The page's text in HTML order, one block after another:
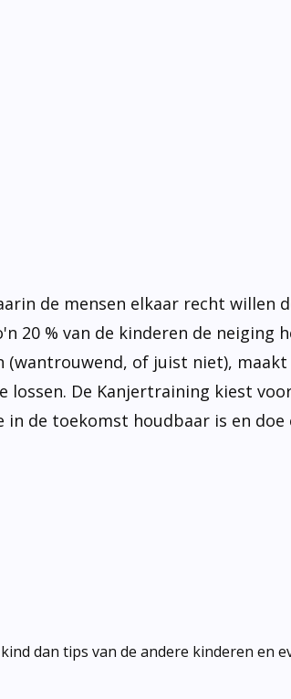
de mensen elkaar recht willen
20 % van de kinderen de neiging
of juist niet), maakt
De Kanjertraining kiest
de toekomst houdbaar is en doe
dan tips van de andere kinderen en